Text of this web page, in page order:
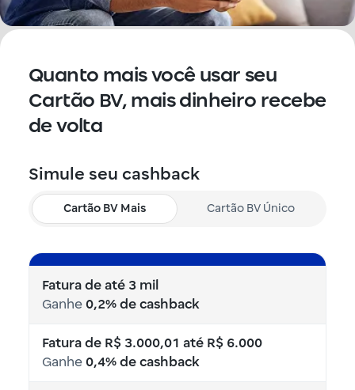
Quanto mais você usar seu
Cartão BV, mais dinheiro recebe
de volta
Simule seu cashback
Cartão BV Mais Cartão BV Único
Fatura de até 3 mil
Ganhe 0,2% de cashback
Fatura de R$ 3.000,01 até R$ 6.000
Ganhe 0,4% de cashback
Fatura de até 3 mil
Ganhe 0,3% de cashback
Fatura de R$ 3.000,01 até R$ 6.000
Ganhe 0,5% de cashback